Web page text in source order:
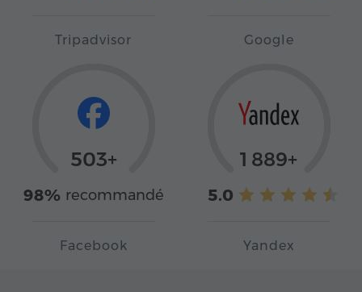
Tripadvisor Google
503+
98% recommandé
Facebook
1 889+
5.0
Yandex